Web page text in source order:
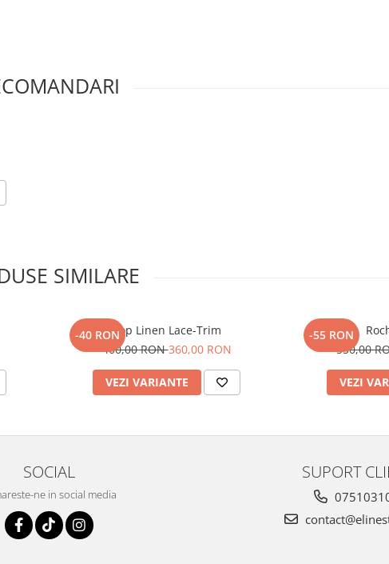
SIMILARE
-40 RONTop Linen Lace-Trim
400,00 RON360,00 RON
VEZI VARIANTE
-55 RON
550,00
VEZI
SOCIAL
ne in social media
SUPORT